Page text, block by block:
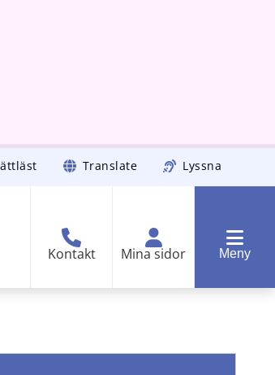
Translate Lyssna
Kontakt Mina sidor Meny